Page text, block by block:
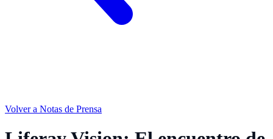
Volver a Notas de Prensa